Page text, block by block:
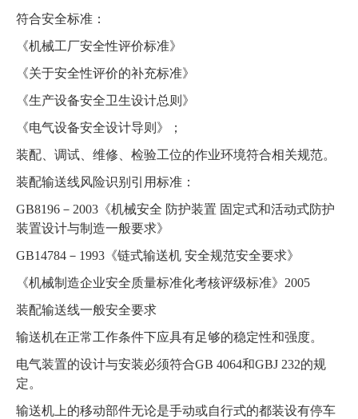
符合安全标准：
《机械工厂安全性评价标准》
《关于安全性评价的补充标准》
《生产设备安全卫生设计总则》
《电气设备安全设计导则》；
装配、调试、维修、检验工位的作业环境符合相关规范。
装配输送线风险识别引用标准：
GB8196－2003《机械安全 防护装置 固定式和活动式防护
装置设计与制造一般要求》
GB14784－1993《链式输送机 安全规范安全要求》
《机械制造企业安全质量标准化考核评级标准》2005
装配输送线一般安全要求
输送机在正常工作条件下应具有足够的稳定性和强度。
电气装置的设计与安装必须符合GB 4064和GBJ 232的规
定。
输送机上的移动部件无论是手动或自行式的都装设有停车